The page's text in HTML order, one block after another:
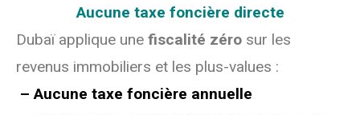
Aucune taxe foncière directe
Dubaï applique une fiscalité zéro sur les
revenus immobiliers et les plus-values :
– Aucune taxe foncière annuelle